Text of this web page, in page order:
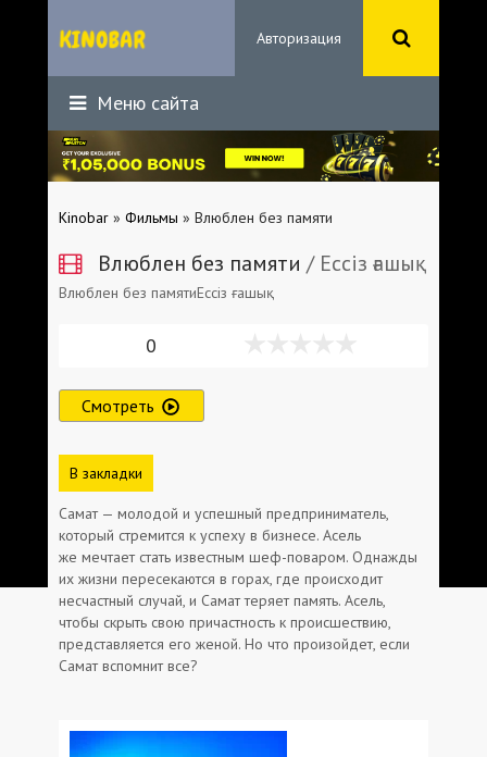
Авторизация
Меню сайта
Kinobar » Фильмы » Влюблен без памяти
Влюблен без памяти / Ессіз ғашық
Влюблен без памятиЕссіз ғашық
0
Смотреть
В закладки
Самат — молодой и успешный предприниматель,
который стремится к успеху в бизнесе. Асель
же мечтает стать известным шеф-поваром. Однажды
их жизни пересекаются в горах, где происходит
несчастный случай, и Самат теряет память. Асель,
чтобы скрыть свою причастность к происшествию,
представляется его женой. Но что произойдет, если
Самат вспомнит все?